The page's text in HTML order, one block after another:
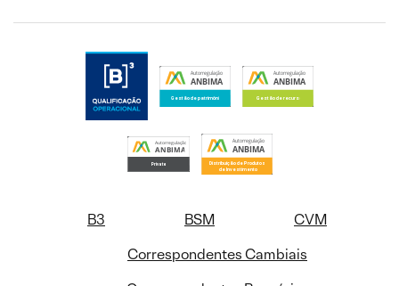
B3 BSM
CVM
Correspondentes Cambiais